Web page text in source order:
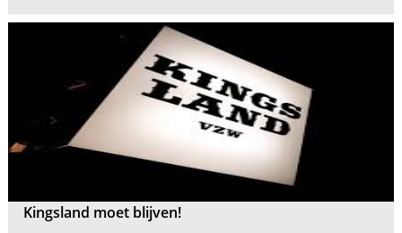
Kingsland moet blijven!